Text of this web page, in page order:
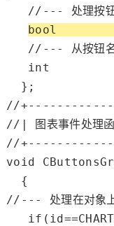
//--- 处理按钮
bool
//--- 从按钮名
int
//
//| 图表事件处理
//
void
//--- 处理在对象上
if (id==